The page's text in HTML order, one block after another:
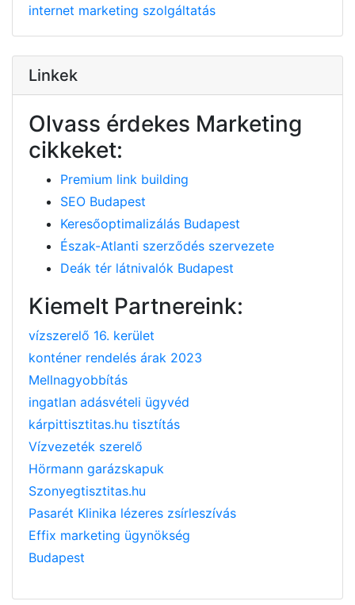
internet marketing szolgáltatás
Linkek
Olvass érdekes Marketing
cikkeket:
Premium link building
SEO Budapest
Keresőoptimalizálás Budapest
Észak-Atlanti szerződés szervezete
Deák tér látnivalók Budapest
Kiemelt Partnereink:
vízszerelő 16. kerület
konténer rendelés árak 2023
Mellnagyobbítás
ingatlan adásvételi ügyvéd
kárpittisztitas.hu tisztítás
Vízvezeték szerelő
Hörmann garázskapuk
Szonyegtisztitas.hu
Pasarét Klinika lézeres zsírleszívás
Effix marketing ügynökség
Budapest